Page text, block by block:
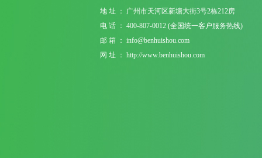
地 址 ： 广州市天河区新塘大街3号2栋212房
电 话 ： 400-807-0012 (全国统一客户服务热线)
邮 箱 ： info@benhuishou.com
网 址 ： http://www.benhuishou.com